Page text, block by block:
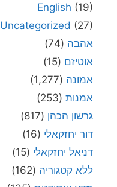
English (19)
Uncategorized (27)
אהבה (74)
אוטיזם (15)
אמונה (1,277)
אמנות (253)
גרשון הכהן (817)
דור יחזקאלי (16)
דניאל יחזקאלי (15)
ללא קטגוריה (162)